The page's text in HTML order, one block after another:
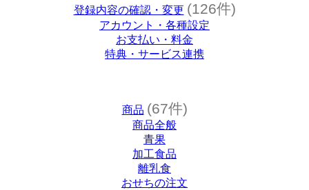
登録内容の確認・変更 (126件)
アカウント・各種設定
お支払い・料金
特典・サービス連携
商品 (67件)
商品全般
青果
加工食品
離乳食
おせちの注文